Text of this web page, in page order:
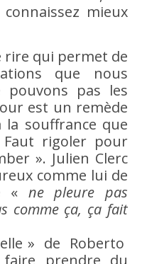
mieux
rire qui permet de
que nous
pas les
est un remède
la souffrance que
rigoler pour
». Julien Clerc
comme lui de
« ne pleure pas
comme ça, ça fait
» de Roberto
prendre du